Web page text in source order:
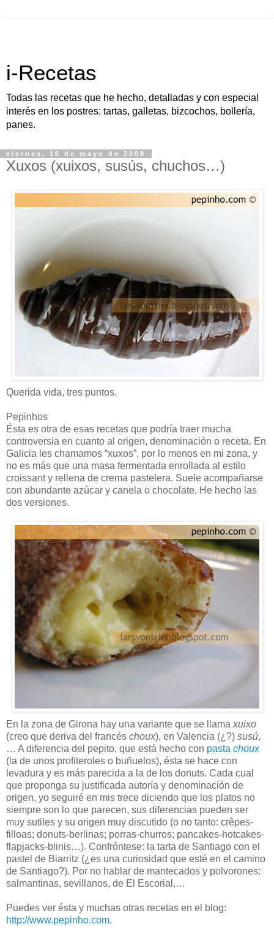
i-Recetas
Todas las recetas que he hecho, detalladas y con especial
interés en los postres: tartas, galletas, bizcochos, bollería,
panes.
viernes, 16 de mayo de 2008
Xuxos (xuixos, susús, chuchos…)
Querida vida, tres puntos.
Pepinhos
Ésta es otra de esas recetas que podría traer mucha
controversia en cuanto al origen, denominación o receta. En
Galicia les chamamos “xuxos”, por lo menos en mi zona, y
no es más que una masa fermentada enrollada al estilo
croissant y rellena de crema pastelera. Suele acompañarse
con abundante azúcar y canela o chocolate. He hecho las
dos versiones.
En la zona de Girona hay una variante que se llama xuixo
(creo que deriva del francés choux), en Valencia (¿?) susú,
… A diferencia del pepito, que está hecho con pasta choux
(la de unos profiteroles o buñuelos), ésta se hace con
levadura y es más parecida a la de los donuts. Cada cual
que proponga su justificada autoría y denominación de
origen, yo seguiré en mis trece diciendo que los platos no
siempre son lo que parecen, sus diferencias pueden ser
muy sutiles y su origen muy discutido (o no tanto: crêpes-
filloas; donuts-berlinas; porras-churros; pancakes-hotcakes-
flapjacks-blinis…). Confróntese: la tarta de Santiago con el
pastel de Biarritz (¿es una curiosidad que esté en el camino
de Santiago?). Por no hablar de mantecados y polvorones:
salmantinas, sevillanos, de El Escorial,…
Puedes ver ésta y muchas otras recetas en el blog:
http://www.pepinho.com.